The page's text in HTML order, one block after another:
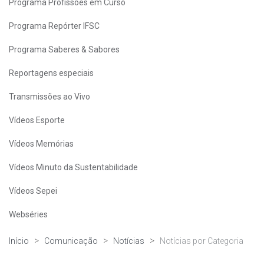
Programa Profissões em Curso
Programa Repórter IFSC
Programa Saberes & Sabores
Reportagens especiais
Transmissões ao Vivo
Vídeos Esporte
Vídeos Memórias
Vídeos Minuto da Sustentabilidade
Vídeos Sepei
Webséries
Início Comunicação Notícias Notícias por Categoria